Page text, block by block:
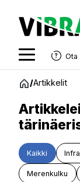
sisältöön
Ota
/Artikkelit
Kaikki
Merenkulku